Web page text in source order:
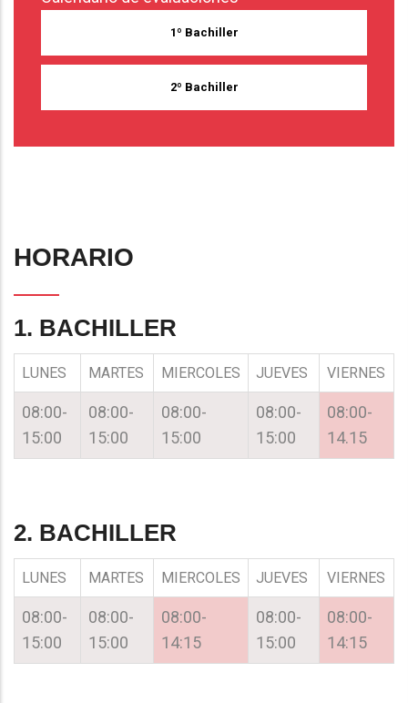
1º Bachiller
2º Bachiller
HORARIO
1. BACHILLER
LUNES MARTES MIERCOLES JUEVES VIERNES
08:00-
15:00
08:00-
15:00
08:00-
15:00
08:00-
15:00
08:00-
14.15
2. BACHILLER
LUNES MARTES MIERCOLES JUEVES VIERNES
08:00-
15:00
08:00-
15:00
08:00-
14:15
08:00-
15:00
08:00-
14:15